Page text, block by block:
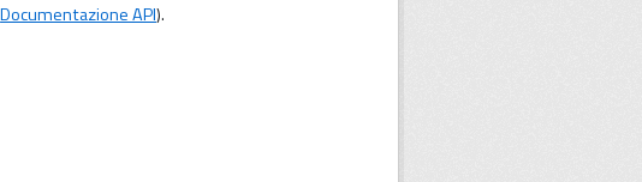
Documentazione API).